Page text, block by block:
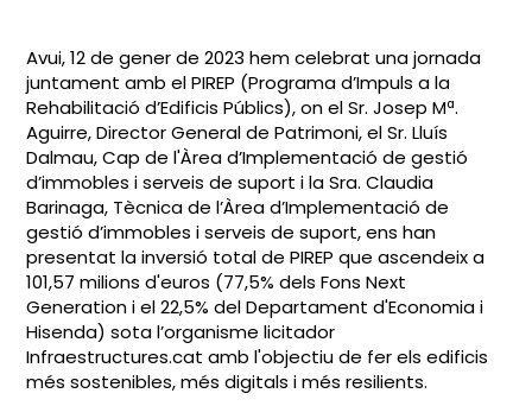
Avui, 12 de gener de 2023 hem celebrat una jornada
juntament amb el PIREP (Programa d’Impuls a la
Rehabilitació d’Edificis Públics), on el Sr. Josep Mª.
Aguirre, Director General de Patrimoni, el Sr. Lluís
Dalmau, Cap de l'Àrea d’Implementació de gestió
d’immobles i serveis de suport i la Sra. Claudia
Barinaga, Tècnica de l’Àrea d’Implementació de
gestió d’immobles i serveis de suport, ens han
presentat la inversió total de PIREP que ascendeix a
101,57 milions d'euros (77,5% dels Fons Next
Generation i el 22,5% del Departament d'Economia i
Hisenda) sota l’organisme licitador
Infraestructures.cat amb l'objectiu de fer els edificis
més sostenibles, més digitals i més resilients.